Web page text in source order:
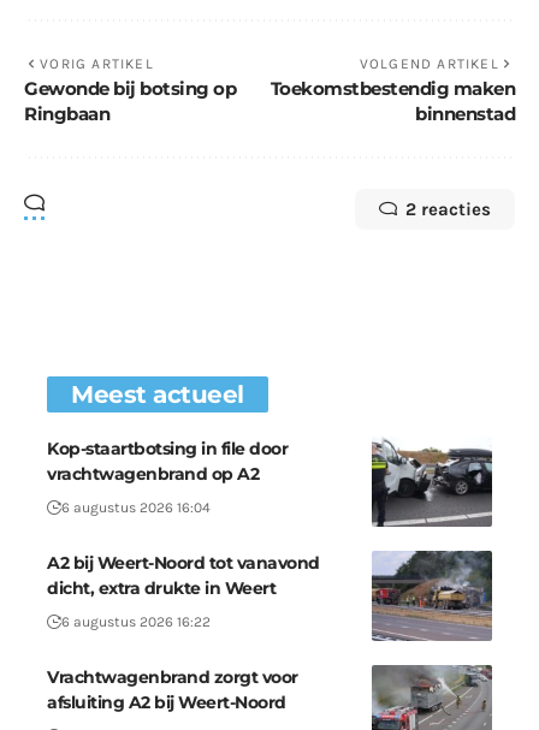
VORIG ARTIKEL
Gewonde bij botsing op
Ringbaan
VOLGEND ARTIKEL
Toekomstbestendig maken
binnenstad
2 reacties
Meest actueel
Kop-staartbotsing in file door
vrachtwagenbrand op A2
6 augustus 2026 16:04
A2 bij Weert-Noord tot vanavond
dicht, extra drukte in Weert
6 augustus 2026 16:22
Vrachtwagenbrand zorgt voor
afsluiting A2 bij Weert-Noord